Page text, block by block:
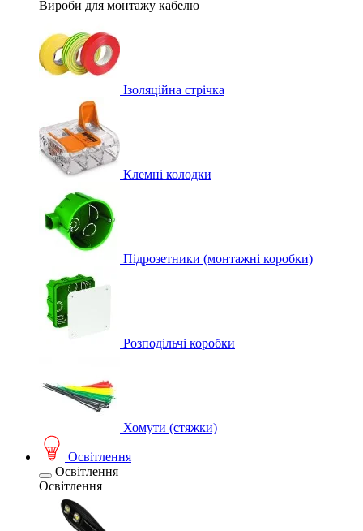
Вироби для монтажу кабелю
Ізоляційна стрічка
Клемні колодки
Підрозетники (монтажні коробки)
Розподільчі коробки
Хомути (стяжки)
Освітлення
Освітлення
Освітлення